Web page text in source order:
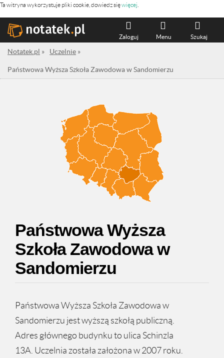
Ta witryna wykorzystuje pliki cookie, dowiedz sięwięcej
Szukaj
Menu
Zaloguj
Notatek.pl » Uczelnie »
Państwowa Wyższa Szkoła Zawodowa w Sandomierzu
Państwowa Wyższa
Szkoła Zawodowa w
Sandomierzu
Państwowa Wyższa Szkoła Zawodowa w
Sandomierzu jest wyższą szkołą publiczną.
Adres głównego budynku to ulica Schinzla
13A. Uczelnia została założona w 2007 roku.